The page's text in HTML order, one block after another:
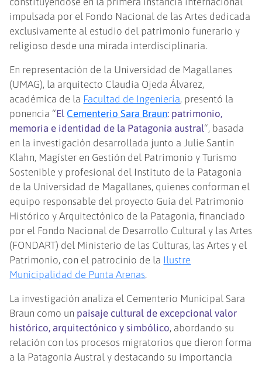
impulsada por el Fondo Nacional de las Artes dedicada
exclusivamente al estudio del patrimonio funerario y
religioso desde una mirada interdisciplinaria.
En representación de la Universidad de Magallanes
(UMAG), la arquitecto Claudia Ojeda Álvarez,
académica de la Facultad de Ingeniería, presentó la
ponencia “El Cementerio Sara Braun: patrimonio,
memoria e identidad de la Patagonia austral“, basada
en la investigación desarrollada junto a Julie Santin
Klahn, Magíster en Gestión del Patrimonio y Turismo
Sostenible y profesional del Instituto de la Patagonia
de la Universidad de Magallanes, quienes conforman el
equipo responsable del proyecto Guía del Patrimonio
Histórico y Arquitectónico de la Patagonia, financiado
por el Fondo Nacional de Desarrollo Cultural y las Artes
(FONDART) del Ministerio de las Culturas, las Artes y el
Patrimonio, con el patrocinio de la Ilustre
Municipalidad de Punta Arenas.
La investigación analiza el Cementerio Municipal Sara
Braun como un paisaje cultural de excepcional valor
histórico, arquitectónico y simbólico, abordando su
relación con los procesos migratorios que dieron forma
a la Patagonia Austral y destacando su importancia